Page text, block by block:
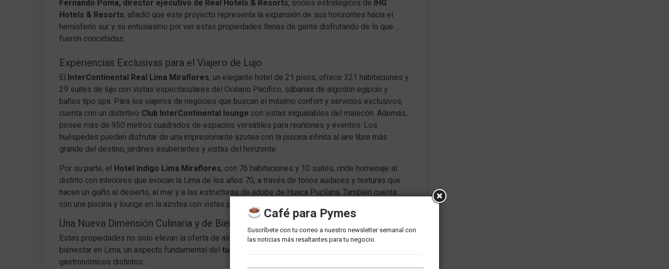
Fernando Poma, director ejecutivo de Real Hotels & Resorts, socios estratégicos de IHG
Hotels & Resorts, añadió que este proyecto representa la expansión de sus horizontes hacia el
hemisferio sur y su entusiasmo por ver estas propiedades llenas de gente disfrutando de lo que
fueron concebidas.
Experiencias Exclusivas para el Viajero de Lujo
El InterContinental Real Lima Miraflores, un elegante hotel de 21 pisos, ofrece 321 habitaciones y
29 suites de lujo con vistas espectaculares del Océano Pacífico, sábanas de algodón egipcio y
baños tipo spa. Para los viajeros de negocios que buscan el máximo confort y servicios exclusivos,
cuenta con un distintivo Club InterContinental lounge con vistas inigualables del malecón.Además,
posee más de 950 metros cuadrados de espacios versátiles para reuniones y eventos. Los
huéspedes pueden disfrutar de una impresionante azotea con la piscina infinita al aire libre más
grande del destino, jardines exuberantes y vistas del horizonte.
Por su parte, el Hotel Indigo Lima Miraflores, con 76 habitaciones y 10 suites, rinde homenaje al
distrito con interiores que evocan la Lima de los años 70, a través de tonos audaces y texturas que
hacen un guiño al desierto, al mar y a las estructuras de adobe de Huaca Pucllana.También cuenta
con una piscina y lounge en la azotea con vistas panorámicas de la ciudad.
Una Nueva Dimensión Culinaria y de Bienestar
Estas propiedades no solo elevan la oferta de alojamiento, sino también la experiencia culinaria y de
bienestar en Lima, un aspecto fundamental del turismo de lujo
gastronómicos distintos:
Café para Pymes
Suscríbete con tu correo a nuestro newsletter semanal con
las noticias más resaltantes para tu negocio.